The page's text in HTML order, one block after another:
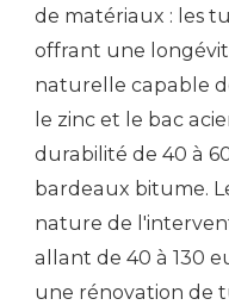
de matériaux : les
offrant une
naturelle capable
le zinc et le bac
durabilité de 40 à
bardeaux bitume.
nature de
allant de 40 à 130
une rénovation de